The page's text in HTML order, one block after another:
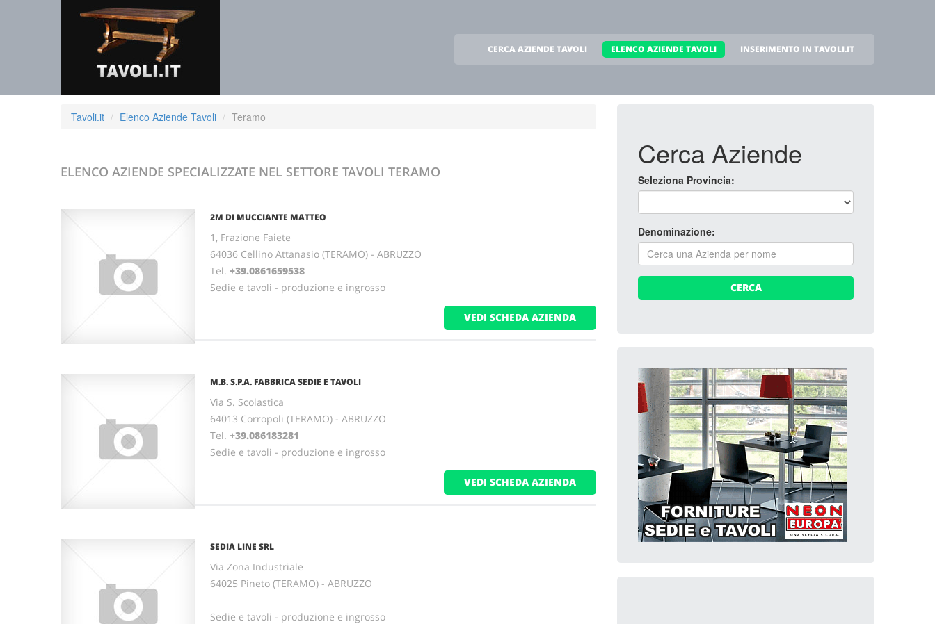
CERCA AZIENDE TAVOLI ELENCO AZIENDE TAVOLI INSERIMENTO IN TAVOLI.IT
Tavoli.it Elenco Aziende Tavoli Teramo
ELENCO AZIENDE SPECIALIZZATE NEL SETTORE TAVOLI TERAMO
2M DI MUCCIANTE MATTEO
1, Frazione Faiete
64036 Cellino Attanasio (TERAMO) - ABRUZZO
Tel. +39.0861659538
Sedie e tavoli - produzione e ingrosso
VEDI SCHEDA AZIENDA
M.B. S.P.A. FABBRICA SEDIE E TAVOLI
Via S. Scolastica
64013 Corropoli (TERAMO) - ABRUZZO
Tel. +39.086183281
Sedie e tavoli - produzione e ingrosso
VEDI SCHEDA AZIENDA
SEDIA LINE SRL
Via Zona Industriale
64025 Pineto (TERAMO) - ABRUZZO
Sedie e tavoli - produzione e ingrosso
Cerca Aziende
Seleziona Provincia:
Denominazione:
CERCA